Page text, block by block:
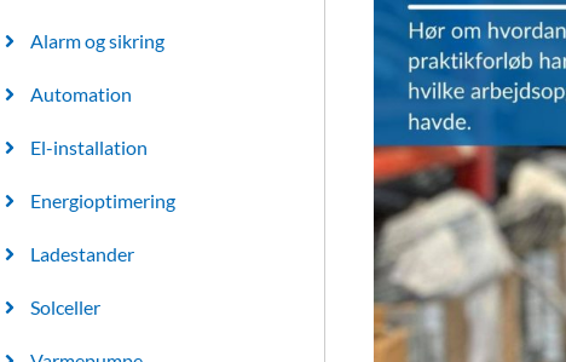
Alarm og sikring
Automation
El-installation
Energioptimering
Ladestander
Solceller